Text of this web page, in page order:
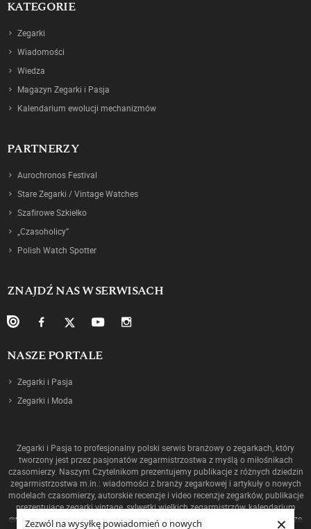
Zezwól na wysyłkę powiadomień o nowych
KATEGORIE
Zegarki
Wiadomości
Wiedza
Magazyn Zegarki i Pasja
Kalendarium ewolucji mechanizmów
PARTNERZY
Aurochronos Festival
Stare Zegarki / Vintage Watches
Szafirowe Szkiełko
„Czasoholicy”
Polish Watch Spotter
ZNAJDŹ NAS W SERWISACH
NASZE PORTALE
Zegarki i Pasja
Zegarki i Moda
Zegarki i Pasja to profesjonalny polski serwis branżowy o zegarkach, który
tworzony jest przez pasjonatów zegarmistrzostwa z myślą o miłośnikach
czasomierzy. Naszym Czytelnikom prezentujemy publikacje z różnych dziedzin
zegarmistrzostwa m.in.: wiadomości z branży zegarkowej i artykuły o nowych
modelach czasomierzy, autorskie recenzje i video recenzje zegarków, publikacje
prezentujące zegarki vintage, sylwetki wielkich zegarmistrzów, kalendarium
ewolucji mechanizmów oraz historię zegarmistrzostwa, a także ciekawostki ze